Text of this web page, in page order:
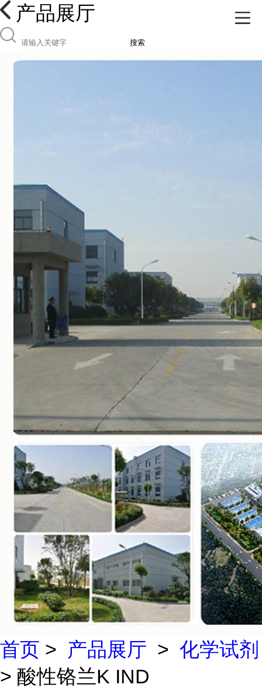
产品展厅
搜索
首页 > 产品展厅 > 化学试剂
> 酸性铬兰K IND